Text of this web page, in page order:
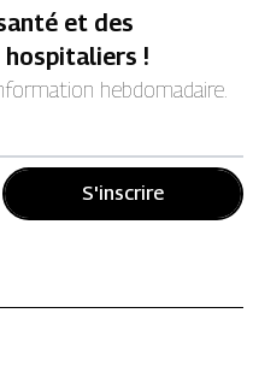
et des
!
hebdomadaire.
S'inscrire